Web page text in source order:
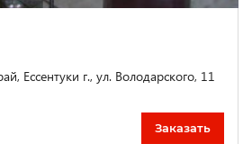
Ессентуки г., ул. Володарского, 11
Заказать